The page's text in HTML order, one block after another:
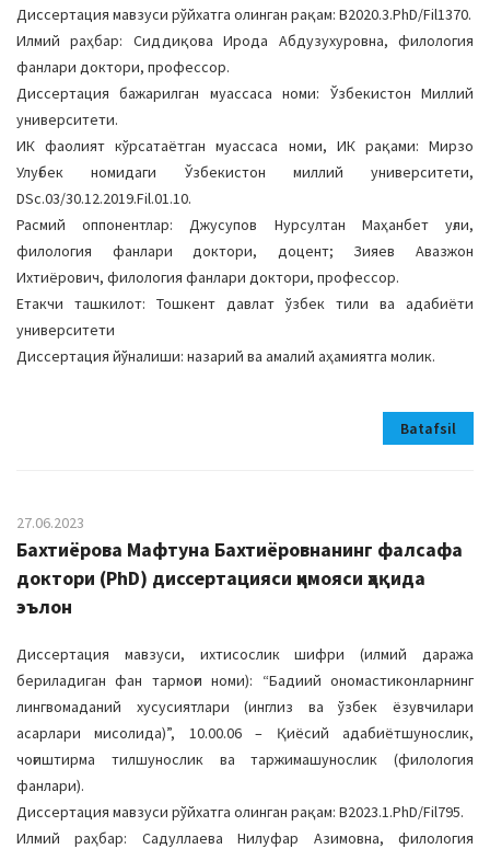
Диссертация мавзуси рўйхатга олинган рақам: B2020.3.PhD/Fil1370.
Илмий раҳбар: Сиддиқова Ирода Абдузухуровна, филология
фанлари доктори, профессор.
Диссертация бажарилган муассаса номи: Ўзбекистон Миллий
университети.
ИК фаолият кўрсатаётган муассаса номи, ИК рақами: Мирзо
Улуғбек номидаги Ўзбекистон миллий университети,
DSc.03/30.12.2019.Fil.01.10.
Расмий оппонентлар: Джусупов Нурсултан Маҳанбет уғли,
филология фанлари доктори, доцент; Зияев Авазжон
Ихтиёрович, филология фанлари доктори, профессор.
Етакчи ташкилот: Тошкент давлат ўзбек тили ва адабиёти
университети
Диссертация йўналиши: назарий ва амалий аҳамиятга молик.
Batafsil
27.06.2023
Бахтиёрова Мафтуна Бахтиёровнанинг фалсафа
доктори (PhD) диссертацияси ҳимояси ҳақида
эълон
Диссертация мавзуси, ихтисослик шифри (илмий даража
бериладиган фан тармоғи номи): “Бадиий ономастиконларнинг
лингвомаданий хусусиятлари (инглиз ва ўзбек ёзувчилари
асарлари мисолида)”, 10.00.06 – Қиёсий адабиётшунослик,
чоғиштирма тилшунослик ва таржимашунослик (филология
фанлари).
Диссертация мавзуси рўйхатга олинган рақам: B2023.1.PhD/Fil795.
Илмий раҳбар: Садуллаева Нилуфар Азимовна, филология